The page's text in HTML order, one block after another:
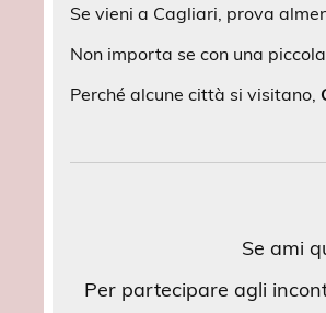
Se vieni a Cagliari, prova
Non importa se con una
Perché alcune città si visitano,
Se ami
Per partecipare agli